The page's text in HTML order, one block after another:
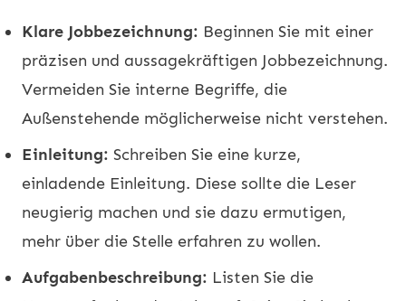
Klare Jobbezeichnung: Beginnen Sie mit einer
präzisen und aussagekräftigen Jobbezeichnung.
Vermeiden Sie interne Begriffe, die
Außenstehende möglicherweise nicht verstehen.
Einleitung: Schreiben Sie eine kurze,
einladende Einleitung. Diese sollte die Leser
neugierig machen und sie dazu ermutigen,
mehr über die Stelle erfahren zu wollen.
Aufgabenbeschreibung: Listen Sie die